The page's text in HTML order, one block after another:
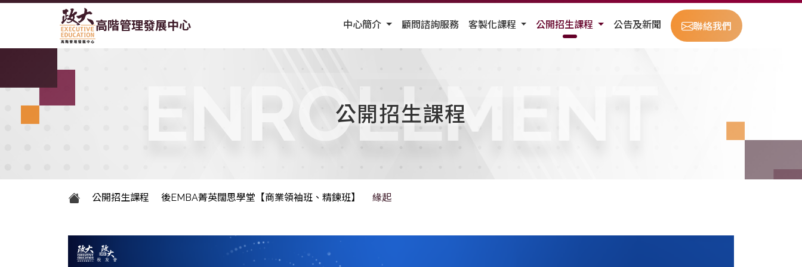
高階管理發展中心 中心簡介 顧問諮詢服務 客製化課程 公開招生課程 公告及新聞 聯絡我們
公開招生課程
ENROLLMENT
公開招生課程 後EMBA菁英闊思學堂【商業領袖班、精鍊班】 緣起